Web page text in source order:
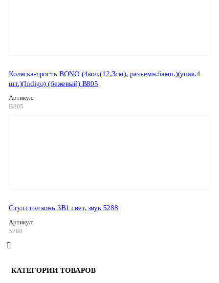
Коляска-трость BONO (4кол.(12,3см), разъемн.бамп.)(упак.4
шт.)(Indigo) (бежевый) B805
Артикул:
B805
Стул стол конь 3В1 свет, звук 5288
Артикул:
5288
КАТЕГОРИИ ТОВАРОВ